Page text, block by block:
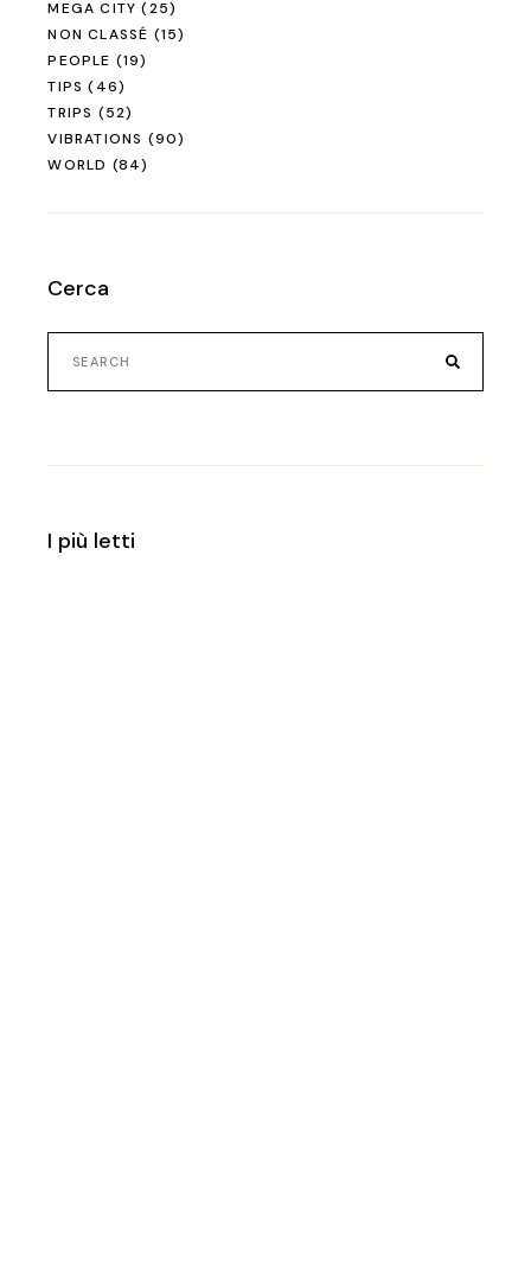
MEGA CITY (25)
NON CLASSÉ (15)
PEOPLE (19)
TIPS (46)
TRIPS (52)
VIBRATIONS (90)
WORLD (84)
Cerca
Search
for:
I più letti